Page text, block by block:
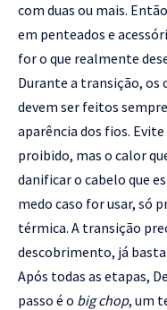
com duas ou mais.
em penteados e
for o que realmente
Durante a transição, os
devem ser feitos
aparência dos fios.
proibido, mas o calor
danificar o cabelo que
medo caso for usar, só
térmica. A transição
descobrimento, já
Após todas as etapas,
passo é o big chop, um